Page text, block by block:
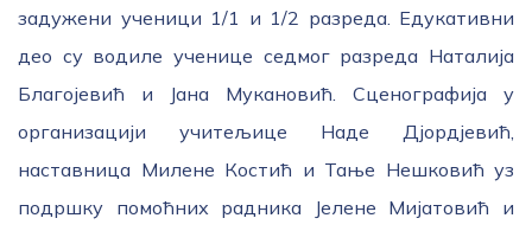
задужени ученици 1/1 и 1/2 разреда. Едукативни
део су водиле ученице седмог разреда Наталија
Благојевић и Јана Мукановић. Сценографија у
организацији учитељице Наде Дјордјевић,
наставница Милене Костић и Тање Нешковић уз
подршку помоћних радника Јелене Мијатовић и